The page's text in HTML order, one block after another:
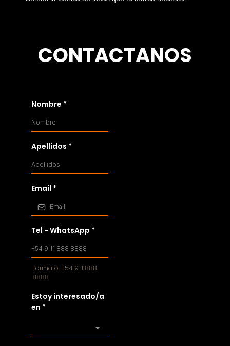
CONTACTANOS
Nombre *
Apellidos *
Email *
Tel - WhatsApp *
Formato: +54 9 11 888
8888
Estoy interesado/a
en *